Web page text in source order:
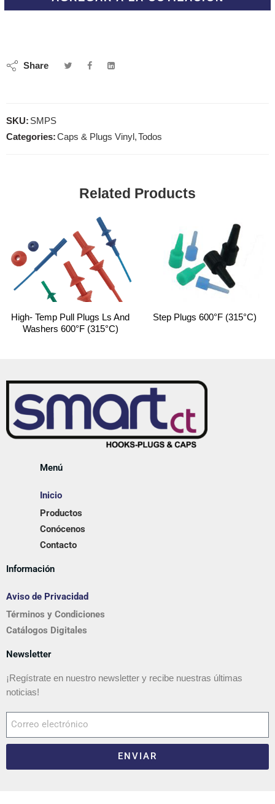
Share
SKU: SMPS
Categories:Caps & Plugs Vinyl ,Todos
Related Products
High- Temp Pull Plugs Ls And
Washers 600°F (315°C)
Step Plugs 600°F (315°C)
Menú
Inicio
Productos
Conócenos
Contacto
Información
Aviso de Privacidad
Términos y Condiciones
Catálogos Digitales
Newsletter
¡Regístrate en nuestro newsletter y recibe nuestras últimas
noticias!
ENVIAR